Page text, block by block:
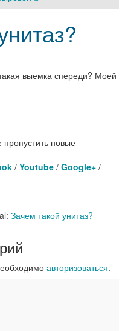
выемка спереди? Моей
пропустить новые
/ Youtube / Google+ /
Зачем такой унитаз?
авторизоваться.